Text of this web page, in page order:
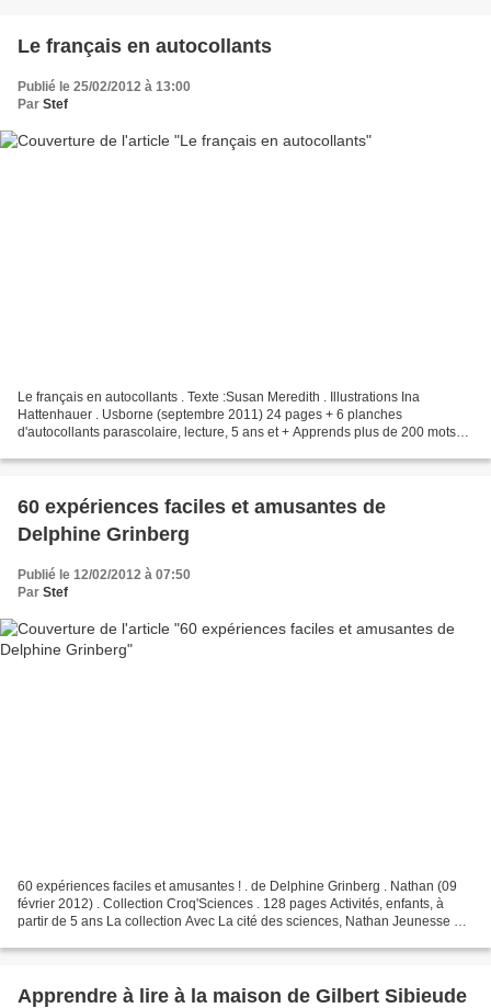
Le français en autocollants
Publié le 25/02/2012 à 13:00
Par Stef
Le français en autocollants . Texte :Susan Meredith . Illustrations Ina
Hattenhauer . Usborne (septembre 2011) 24 pages + 6 planches
d'autocollants parascolaire, lecture, 5 ans et + Apprends plus de 200 mots
60 expériences faciles et amusantes de
Delphine Grinberg
Publié le 12/02/2012 à 07:50
Par Stef
60 expériences faciles et amusantes ! . de Delphine Grinberg . Nathan (09
février 2012) . Collection Croq'Sciences . 128 pages Activités, enfants, à
partir de 5 ans La collection Avec La cité des sciences, Nathan Jeunesse à
Apprendre à lire à la maison de Gilbert Sibieude